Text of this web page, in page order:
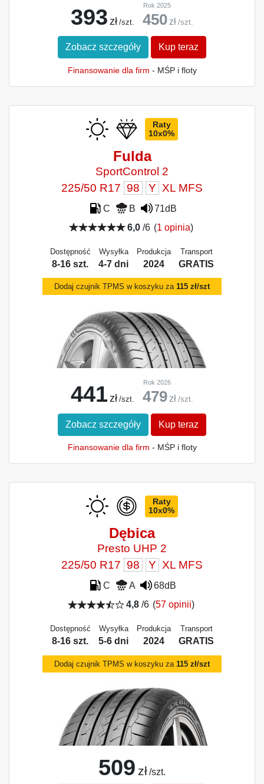
393 zł /szt.
Rok 2025
450 zł /szt.
Zobacz szczegóły Kup teraz
Finansowanie dla firm - MŚP i floty
Raty
10x0%
Fulda
SportControl 2
225/50 R17 98 Y XL MFS
C B
71dB
6,0/6 (1 opinia)
Dostępność
8-16 szt.
Wysyłka
4-7 dni
Produkcja
2024
Transport
GRATIS
Dodaj czujnik TPMS w koszyku za 115 zł/szt
441 zł /szt.
Rok 2026
479 zł /szt.
Zobacz szczegóły Kup teraz
Finansowanie dla firm - MŚP i floty
Raty
10x0%
Dębica
Presto UHP 2
225/50 R17 98 Y XL MFS
C A
68dB
4,8/6 (57 opinii)
Dostępność
8-16 szt.
Wysyłka
5-6 dni
Produkcja
2024
Transport
GRATIS
Dodaj czujnik TPMS w koszyku za 115 zł/szt
509 zł /szt.